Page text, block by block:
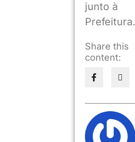
junto à
Prefeitura.
Share this
content: